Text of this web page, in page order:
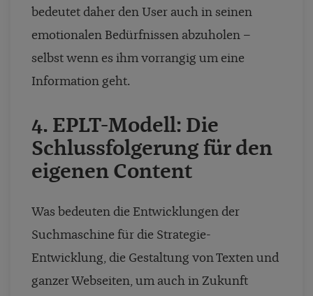
bedeutet daher den User auch in seinen
emotionalen Bedürfnissen abzuholen –
selbst wenn es ihm vorrangig um eine
Information geht.
4. EPLT-Modell: Die
Schlussfolgerung für den
eigenen Content
Was bedeuten die Entwicklungen der
Suchmaschine für die Strategie-
Entwicklung, die Gestaltung von Texten und
ganzer Webseiten, um auch in Zukunft